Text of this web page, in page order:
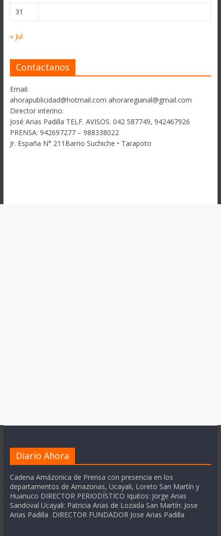
31
« Jul
Contactanos
Email:
ahorapublicidad@hotmail.com ahoraregianal@gmail.com
Director interino:
José Arias Padilla TELF. AVISOS. 042 587749, 942467926
PRENSA: 942697277 – 988338022
Jr. España N° 211Barrio Suchiche • Tarapoto
Diario Ahora
Cadena Amázonica de Prensa con presencia en los
departamentos de Amazonas, Ucayali, Loreto San Martín y
Huanuco DIRECTOR PERIODÍSTICO Iquitos: Jorge Arias
Sandoval Ucayali: Patricia Arias de Lozada San Martín: Jose
Arias Padilla DIRECTOR FUNDADOR Jose Arias Padilla